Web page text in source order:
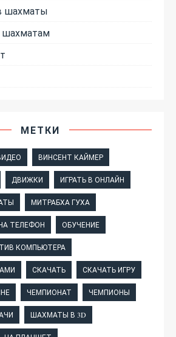
шахматы
шахматам
МЕТКИ
ВИНСЕНТ КАЙМЕР
ДВИЖКИ ИГРАТЬ В ОНЛАЙН
МИТРАБХА ГУХА
ТЕЛЕФОН ОБУЧЕНИЕ
КОМПЬЮТЕРА
СКАЧАТЬ СКАЧАТЬ ИГРУ
ЧЕМПИОНАТ ЧЕМПИОНЫ
ШАХМАТЫ В 3D